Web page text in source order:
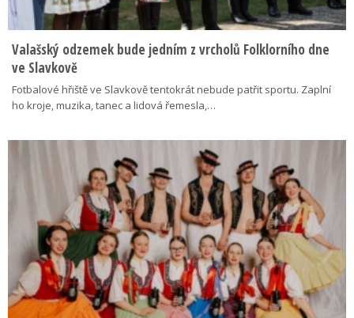
Valašský odzemek bude jedním z vrcholů Folklorního dne
ve Slavkově
Fotbalové hřiště ve Slavkově tentokrát nebude patřit sportu. Zaplní
ho kroje, muzika, tanec a lidová řemesla,…